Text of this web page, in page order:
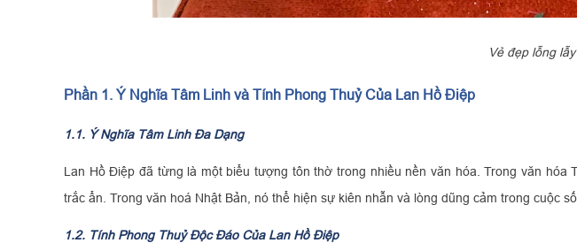
Vẻ đẹp lỗng
Phần 1. Ý Nghĩa Tâm Linh và Tính Phong Thuỷ Của Lan Hồ Điệp
1.1. Ý Nghĩa Tâm Linh Đa Dạng
Lan Hồ Điệp đã từng là một biểu tượng tôn thờ trong nhiều nền văn hóa. Trong văn
trắc ẩn. Trong văn hoá Nhật Bản, nó thể hiện sự kiên nhẫn và lòng dũng cảm trong cuộc
1.2. Tính Phong Thuỷ Độc Đáo Của Lan Hồ Điệp